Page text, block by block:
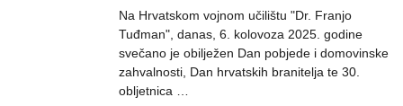
Na Hrvatskom vojnom učilištu "Dr. Franjo
Tuđman", danas, 6. kolovoza 2025. godine
svečano je obilježen Dan pobjede i domovinske
zahvalnosti, Dan hrvatskih branitelja te 30.
obljetnica …